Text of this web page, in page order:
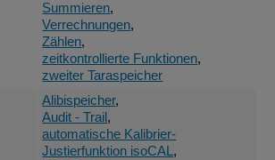
Summieren,
Verrechnungen,
Zählen,
zeitkontrollierte Funktionen,
zweiter Taraspeicher
Alibispeicher,
Audit - Trail ,
automatische Kalibrier-
Justierfunktion isoCAL ,